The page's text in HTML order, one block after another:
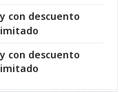
con descuento
con descuento